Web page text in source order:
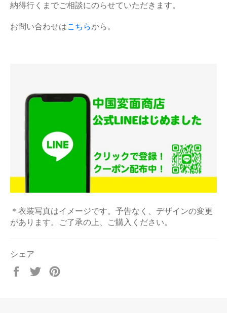
納得行くまでご相談にのらせていただきます。
お問い合わせはこちらから。
＊衣装写真はイメージです。予告なく、デザインの変更
があります。ご了承の上、ご購入ください。
シェア
Facebook
Twitter